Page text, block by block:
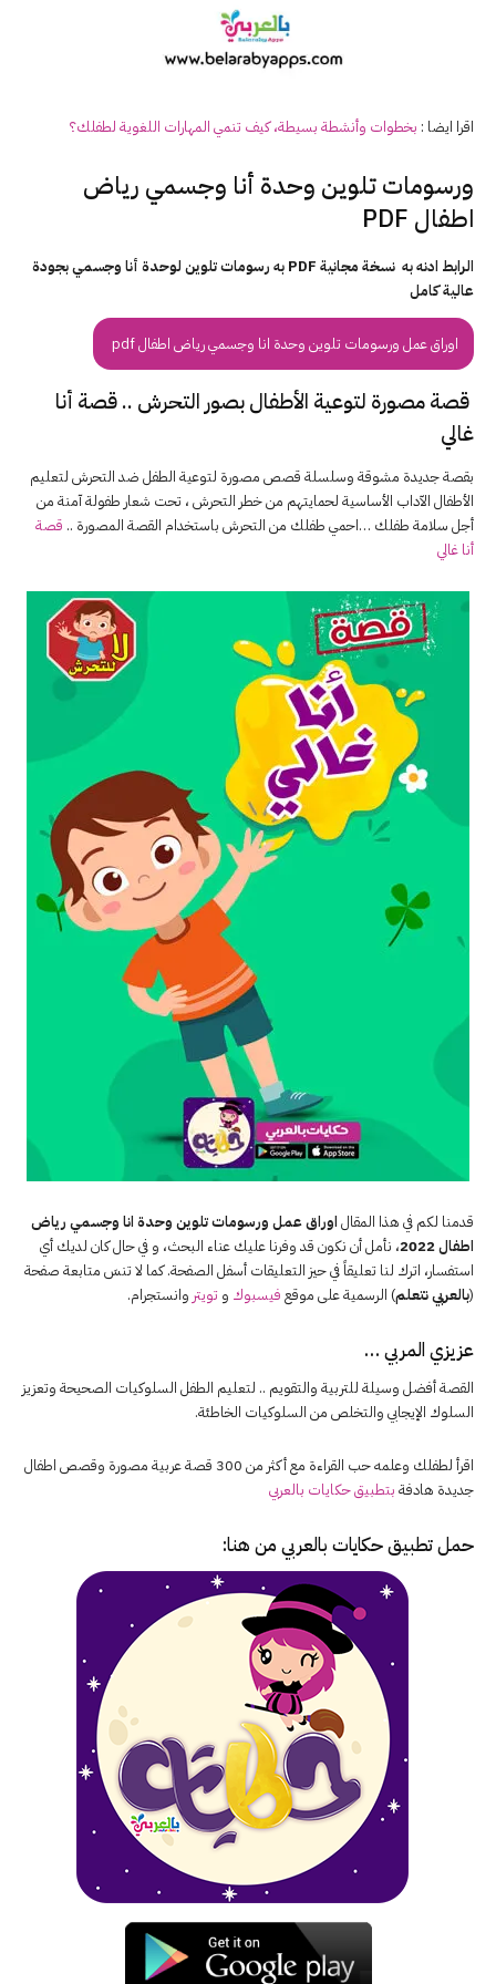
اقرا ايضا : بخطوات وأنشطة بسيطة، كيف تنمي المهارات اللغوية لطفلك؟
ورسومات تلوين وحدة أنا وجسمي رياض
اطفال PDF
الرابط ادنه به نسخة مجانية PDF به رسومات تلوين لوحدة أنا وجسمي بجودة
عالية كامل
اوراق عمل ورسومات تلوين وحدة انا وجسمي رياض اطفال pdf
قصة مصورة لتوعية اﻷطفال بصور التحرش .. قصة أنا
غالي
بقصة جديدة مشوقة وسلسلة قصص مصورة لتوعية الطفل ضد التحرش لتعليم
الأطفال الآداب الأساسية لحمايتهم من خطر التحرش ، تحت شعار طفولة آمنة من
أجل سلامة طفلك …احمي طفلك من التحرش باستخدام القصة المصورة .. قصة
أنا غالي
قدمنا لكم في هذا المقال اوراق عمل ورسومات تلوين وحدة انا وجسمي رياض
اطفال 2022
، نأمل أن نكون قد وفرنا عليك عناء البحث، و في حال كان لديك أي
استفسار، اترك لنا تعليقاً في حيز التعليقات أسفل الصفحة. كما لا تنسَ متابعة صفحة
(بالعربي نتعلم) الرسمية على موقع فيسبوك و تويتر وانستجرام.
عزيزي المربي …
القصة أفضل وسيلة للتربية والتقويم .. لتعليم الطفل السلوكيات الصحيحة وتعزيز
السلوك الإيجابي والتخلص من السلوكيات الخاطئة.
اقرأ لطفلك وعلمه حب القراءة مع أكثر من 300 قصة عربية مصورة وقصص اطفال
جديدة هادفة بتطبيق حكايات بالعربي
حمل تطبيقحكايات بالعربي من هنا: